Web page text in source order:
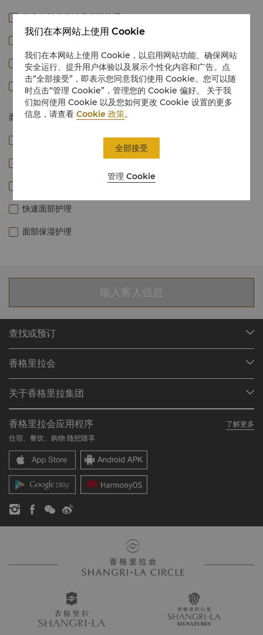
抗衰老益生菌按摩促进护理
Décolleté面膜
热石敷疗（仅背部）
手部与足部补水及抗衰老护理
面部护理
快速面部护理
面部保湿护理
输入客人信息
查找或预订
查找预订
餐厅与酒吧
香格里拉会
加入香格里拉会
常见问题
联络我们
关于香格里拉集团
我们的酒店品牌
香格里拉中心
香格里拉公寓
联系方式
职业发展
企业社会责任
新闻稿
香格里拉会应用程序
了解更多
住宿、餐饮、购物 随想随享
我们在本网站上使用 Cookie
我们在本网站上使用 Cookie，以启用网站功能、确保网站
安全运行、提升用户体验以及展示个性化内容和广告。点
击“全部接受”，即表示您同意我们使用 Cookie。您可以随
时点击“管理 Cookie”，管理您的 Cookie 偏好。 关于我
们如何使用 Cookie 以及您如何更改 Cookie 设置的更多
信息，请查看Cookie 政策。
管理 Cookie
全部接受